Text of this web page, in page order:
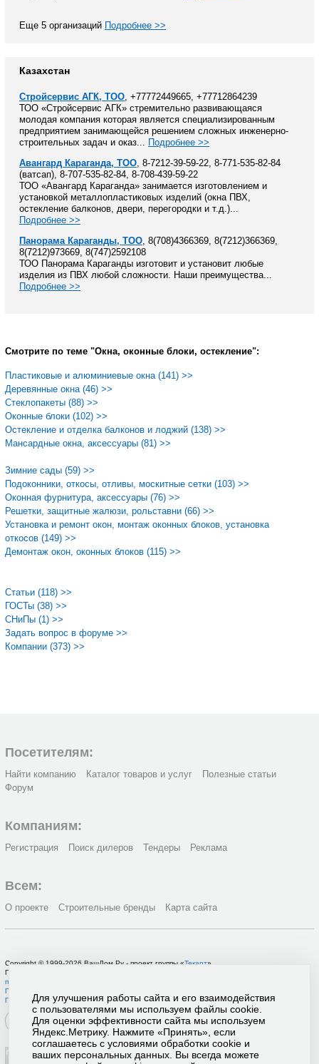
Еще 5 организаций Подробнее >>
Казахстан
Стройсервис АГК, ТОО, +77772449665, +77712864239
ТОО «Стройсервис АГК» стремительно развивающаяся
молодая компания которая является специализированным
предприятием занимающейся решением сложных инженерно-
строительных задач и оказ... Подробнее >>
Авангард Караганда, ТОО, 8-7212-39-59-22, 8-771-535-82-84
(ватсап), 8-707-535-82-84, 8-708-439-59-22
ТОО «Авангард Караганда» занимается изготовлением и
установкой металлопластиковых изделий (окна ПВХ,
остекление балконов, двери, перегородки и т.д.)...
Подробнее >>
Панорама Караганды, ТОО, 8(708)4366369, 8(7212)366369,
8(7212)973669, 8(747)2592108
ТОО Панорама Караганды изготовит и установит любые
изделия из ПВХ любой сложности. Наши преимущества...
Подробнее >>
Смотрите по теме "Окна, оконные блоки, остекление":
Пластиковые и алюминиевые окна (141) >>
Деревянные окна (46) >>
Стеклопакеты (88) >>
Оконные блоки (102) >>
Остекление и отделка балконов и лоджий (138) >>
Мансардные окна, аксессуары (81) >>
Зимние сады (59) >>
Подоконники, откосы, отливы, москитные сетки (103) >>
Оконная фурнитура, аксессуары (76) >>
Решетки, защитные жалюзи, рольставни (66) >>
Установка и ремонт окон, монтаж оконных блоков, установка
откосов (149) >>
Демонтаж окон, оконных блоков (115) >>
Статьи (118) >>
ГОСТы (38) >>
СНиПы (1) >>
Задать вопрос в форуме >>
Компании (373) >>
Посетителям:
Найти компанию Каталог товаров и услуг
Полезные статьи
Форум
Компаниям:
Регистрация Поиск дилеров Тендеры Реклама
Всем:
О проекте Строительные бренды Карта сайта
Copyright © 1999-2026 ВашДом.Ру - проект группы «Текарт»
По вопросам связанным с работой портала вы можете связаться с нашей
поддержки
Политика в отношении обработки персональных данных
Пользовательское соглашение
Для улучшения работы сайта и его взаимодействия
с пользователями мы используем файлы cookie.
Для оценки эффективности сайта мы используем
Яндекс.Метрику. Нажмите «Принять», если
соглашаетесь с условиями обработки cookie и
ваших персональных данных. Вы всегда можете